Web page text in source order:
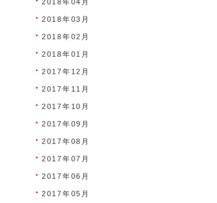
2018年03月
2018年02月
2018年01月
2017年12月
2017年11月
2017年10月
2017年09月
2017年08月
2017年07月
2017年06月
2017年05月